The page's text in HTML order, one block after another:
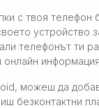
с твоя телефон
устройство
телефонът ти
информация
можеш да
безконтактни